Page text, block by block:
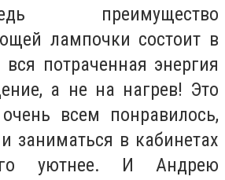
преимущество
лампочки состоит в
потраченная энергия
а не на нагрев! Это
всем понравилось,
заниматься в кабинетах
уютнее. И Андрею